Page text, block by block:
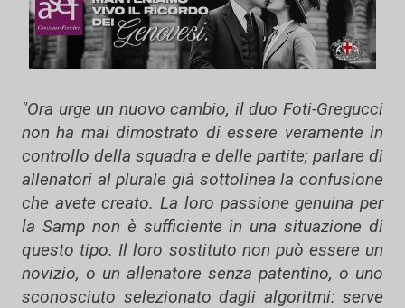
"Ora urge un nuovo cambio, il duo Foti-Gregucci
non ha mai dimostrato di essere veramente in
controllo della squadra e delle partite; parlare di
allenatori al plurale già sottolinea la confusione
che avete creato. La loro passione genuina per
la Samp non è sufficiente in una situazione di
questo tipo. Il loro sostituto non può essere un
novizio, o un allenatore senza patentino, o uno
sconosciuto selezionato dagli algoritmi: serve